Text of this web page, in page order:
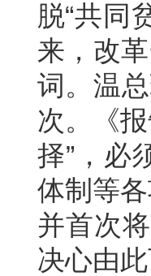
脱“共同
来，改
词。温
次。《
择”，必
体制等
并首次
决心由此